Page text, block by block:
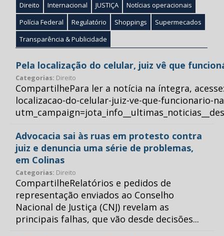
Direito
Internacional JUSTIÇA
Notícias operacionais
Polícia Federal
Regulatório Shoppings
Supermecados
Transparência & Publicidade
Pela localização do celular, juiz vê que
Categorias: Direito
CompartilhePara ler a notícia na íntegra,
localizacao-do-celular-juiz-ve-que-funcionario-
Advocacia sai às ruas em protesto contra
juiz e denuncia uma série de problemas,
em Colinas
Categorias: Direito
CompartilheRelatórios e pedidos de
representação enviados ao Conselho
Nacional de Justiça (CNJ) revelam as
principais falhas, que vão desde decisões...